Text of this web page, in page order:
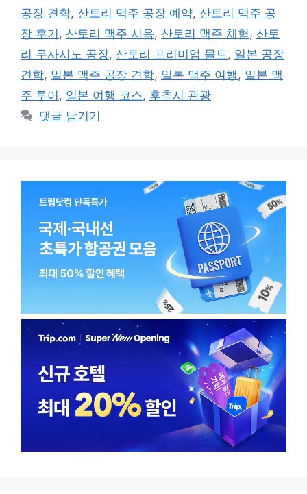
공장 견학, 산토리 맥주 공장 예약, 산토리 맥주 공
장 후기 , 산토리 맥주 시음, 산토리 맥주 체험, 산토
리 무사시노 공장, 산토리 프리미엄 몰트, 일본 공장
견학, 일본 맥주 공장 견학, 일본 맥주 여행, 일본 맥
주 투어 , 일본 여행 코스, 후추시 관광
댓글 남기기